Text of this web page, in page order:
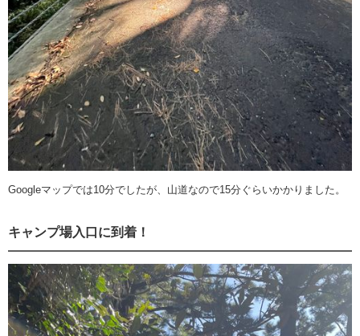
Googleマップでは10分でしたが、山道なので15分ぐらいかかりました。
キャンプ場入口に到着！